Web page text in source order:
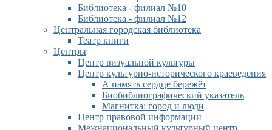
Библиотека - филиал №10
Библиотека - филиал №12
Центральная городская библиотека
Театр книги
Центры
Центр визуальной культуры
Центр культурно-исторического краеведения
А память сердце бережёт
Биобиблиографический указатель
Магнитка: город и люди
Центр правовой информации
Межнациональный культурный центр